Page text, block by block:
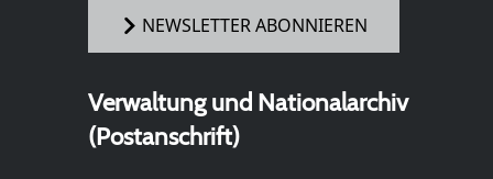
NEWSLETTER ABONNIEREN
Verwaltung und Nationalarchiv
(Postanschrift)